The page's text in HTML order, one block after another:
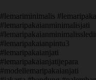
#lemariminimalis
#lemaripakaianminimalisjati
#lemaripakaianpintu3
#lemaripakaianjati
#lemaripakaianjatijepara
#modellemaripakaianjati